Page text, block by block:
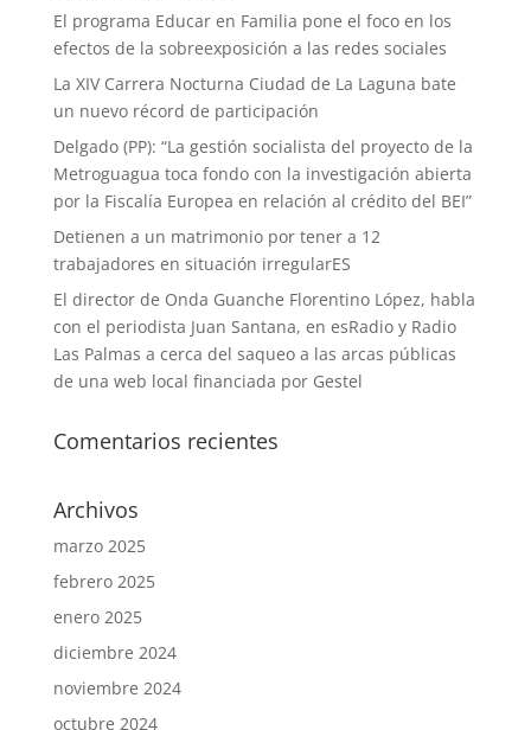
El programa Educar en Familia pone el foco en los
efectos de la sobreexposición a las redes sociales
La XIV Carrera Nocturna Ciudad de La Laguna bate
un nuevo récord de participación
Delgado (PP): “La gestión socialista del proyecto de la
Metroguagua toca fondo con la investigación abierta
por la Fiscalía Europea en relación al crédito del BEI”
Detienen a un matrimonio por tener a 12
trabajadores en situación irregularES
El director de Onda Guanche Florentino López, habla
con el periodista Juan Santana, en esRadio y Radio
Las Palmas a cerca del saqueo a las arcas públicas
de una web local financiada por Gestel
Comentarios recientes
Archivos
marzo 2025
febrero 2025
enero 2025
diciembre 2024
noviembre 2024
octubre 2024